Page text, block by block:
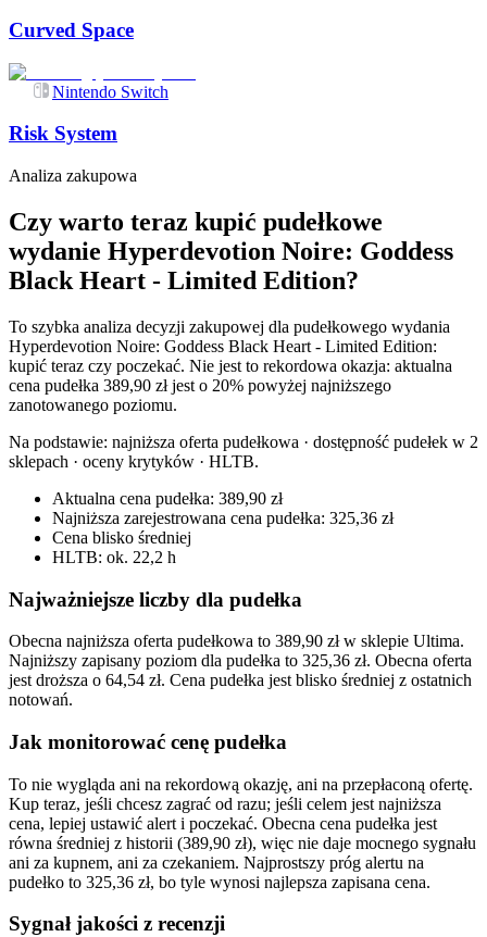
Curved Space
Nintendo Switch
Risk System
Analiza zakupowa
Czy warto teraz kupić pudełkowe
wydanie Hyperdevotion Noire: Goddess
Black Heart - Limited Edition?
To szybka analiza decyzji zakupowej dla pudełkowego wydania
Hyperdevotion Noire: Goddess Black Heart - Limited Edition:
kupić teraz czy poczekać. Nie jest to rekordowa okazja: aktualna
cena pudełka 389,90 zł jest o 20% powyżej najniższego
zanotowanego poziomu.
Na podstawie: najniższa oferta pudełkowa · dostępność pudełek w 2
sklepach · oceny krytyków · HLTB.
Aktualna cena pudełka: 389,90 zł
Najniższa zarejestrowana cena pudełka: 325,36 zł
Cena blisko średniej
HLTB: ok. 22,2 h
Najważniejsze liczby dla pudełka
Obecna najniższa oferta pudełkowa to 389,90 zł w sklepie Ultima.
Najniższy zapisany poziom dla pudełka to 325,36 zł. Obecna oferta
jest droższa o 64,54 zł. Cena pudełka jest blisko średniej z ostatnich
notowań.
Jak monitorować cenę pudełka
To nie wygląda ani na rekordową okazję, ani na przepłaconą ofertę.
Kup teraz, jeśli chcesz zagrać od razu; jeśli celem jest najniższa
cena, lepiej ustawić alert i poczekać. Obecna cena pudełka jest
równa średniej z historii (389,90 zł), więc nie daje mocnego sygnału
ani za kupnem, ani za czekaniem. Najprostszy próg alertu na
pudełko to 325,36 zł, bo tyle wynosi najlepsza zapisana cena.
Sygnał jakości z recenzji